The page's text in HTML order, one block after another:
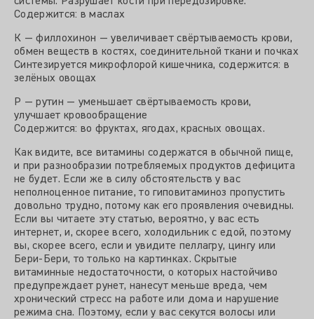
Содержится: в маслах
К — филлохинон — увеличивает свёртываемость крови,
обмен веществ в костях, соединительной ткани и почках
Синтезируется микрофлорой кишечника, содержится: в
зелёных овощах
Р — рутин — уменьшает свёртываемость крови,
улучшает кровообращение
Содержится: во фруктах, ягодах, красных овощах.
Как видите, все витамины содержатся в обычной пище,
и при разнообразии потребляемых продуктов дефицита
не будет. Если же в силу обстоятельств у вас
неполноценное питание, то гиповитаминоз пропустить
довольно трудно, потому как его проявления очевидны.
Если вы читаете эту статью, вероятно, у вас есть
интернет, и, скорее всего, холодильник с едой, поэтому
вы, скорее всего, если и увидите пеллагру, цингу или
Бери-Бери, то только на картинках. Скрытые
витаминные недостаточности, о которых настойчиво
предупреждает рунет, нанесут меньше вреда, чем
хронический стресс на работе или дома и нарушение
режима сна. Поэтому, если у вас секутся волосы или